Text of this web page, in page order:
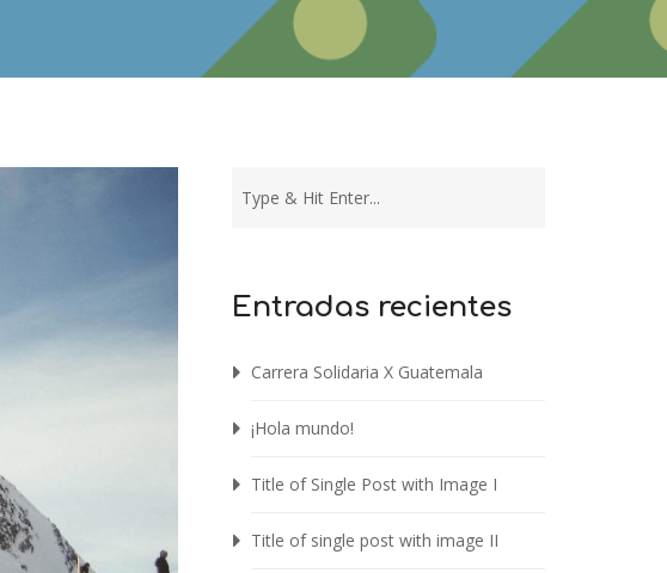
Entradas recientes
Carrera Solidaria X Guatemala
¡Hola mundo!
Title of Single Post with Image I
Title of single post with image II